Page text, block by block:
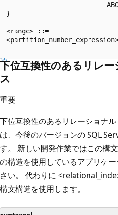
}
<range> ::=
下位互換性のあるリレ
ス
重要
下位互換性のあるリレーショナ
は、今後のバージョンの SQL
す。 新しい開発作業ではこの構
の構造を使用しているアプリケ
さい。 代わりに
構文構造を使用します。